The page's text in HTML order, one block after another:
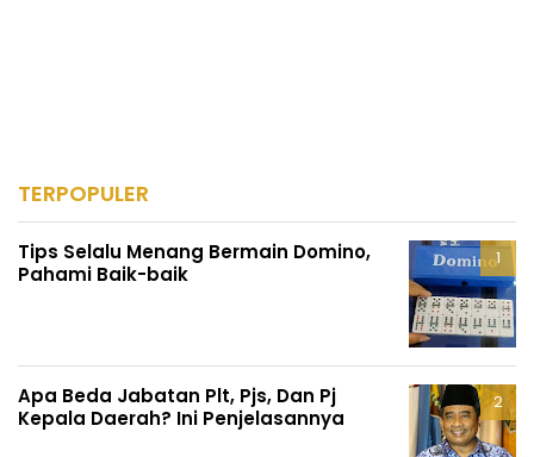
TERPOPULER
Tips Selalu Menang Bermain Domino,
Pahami Baik-baik
Apa Beda Jabatan Plt, Pjs, Dan Pj
Kepala Daerah? Ini Penjelasannya